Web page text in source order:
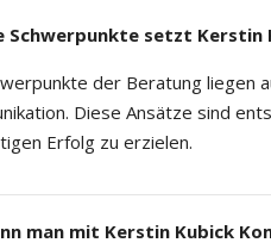
Schwerpunkte setzt
der Beratung liegen
Diese Ansätze sind
Erfolg zu erzielen.
man mit Kerstin Kubick